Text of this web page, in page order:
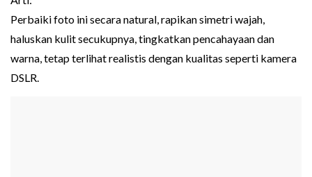
Perbaiki foto ini secara natural, rapikan simetri wajah,
haluskan kulit secukupnya, tingkatkan pencahayaan dan
warna, tetap terlihat realistis dengan kualitas seperti kamera
DSLR.